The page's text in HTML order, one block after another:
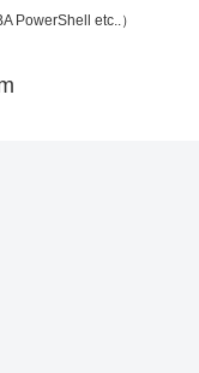
PowerShell etc..）